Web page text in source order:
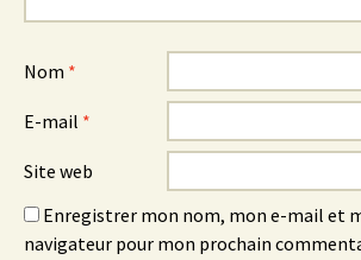
Nom *
E-mail *
Site web
Enregistrer mon nom, mon e-mail et
navigateur pour mon prochain